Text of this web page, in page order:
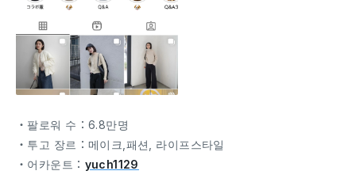
・팔로워 수：6.8만명
・투고 장르：메이크,패션, 라이프스타일
・어카운트： yuch1129